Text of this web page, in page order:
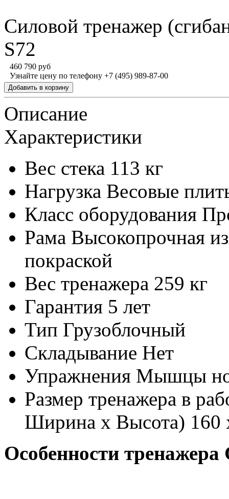
Силовой тренажер
S72
460 790 руб
Узнайте цену по телефону +7 (495) 989-87-00
Описание
Характеристики
Вес стека 113 кг
Нагрузка Весовые
Класс оборудования
Рама Высокопрочная
покраской
Вес тренажера 259 кг
Гарантия 5 лет
Тип Грузоблочный
Складывание Нет
Упражнения Мышцы
Размер тренажера в
Ширина х Высота) 160
Особенности